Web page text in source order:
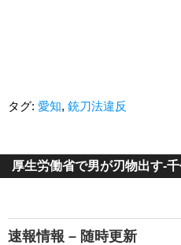
タグ: 愛知, 銃刀法違反
厚生労働省で男が刃物出す-
速報情報 – 随時更新